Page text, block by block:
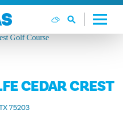
CEDAR CREST
75203